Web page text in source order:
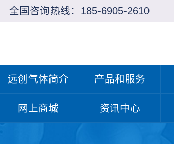
全国咨询热线： 185-6905-2610
远创气体简介 产品和服务
网上商城 资讯中心